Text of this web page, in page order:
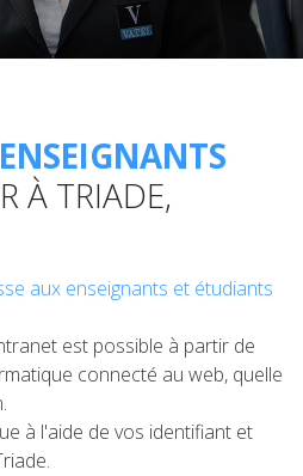
ENSEIGNANTS
À TRIADE,
aux enseignants et étudiants
est possible à partir de
connecté au web, quelle
à l'aide de vos identifiant et